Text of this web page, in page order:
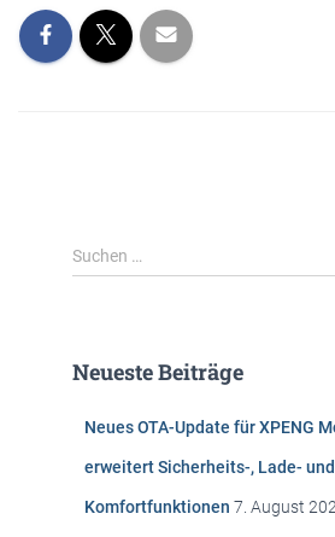
S
u
n
Suchen …
Neueste Beiträge
Neues OTA-Update für XPENG
erweitert Sicherheits-, Lade- und
Komfortfunktionen 7. August